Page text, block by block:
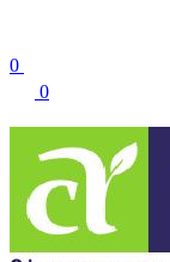
0
0